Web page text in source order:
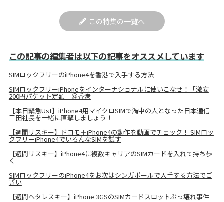
この特集の一覧へ
この記事の編集者は以下の記事をオススメしています
SIMロックフリーのiPhone4を香港で入手する方法
SIMロックフリーiPhoneをインターナショナルに使いこなせ！「激安
200円パケット定額」＠香港
【本日緊急Ust】iPhone4用マイクロSIMで渦中の人となった日本通信
三田社長を一緒に直撃しましょう！
【週間リスキー】ドコモ＋iPhone4の動作を動画でチェック！ SIMロッ
クフリーiPhone4でいろんなSIMを試す
【週間リスキー】iPhone4に複数キャリアのSIMカードを入れて持ち歩
く
SIMロックフリーのiPhone4をお次はシンガポールで入手する方法でご
ざい
【週間ヘタレスキー】iPhone 3GSのSIMカードスロットぶっ壊れ事件